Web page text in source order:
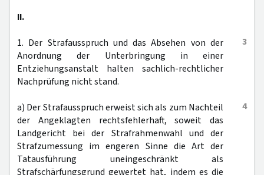
II.
3
1. Der Strafausspruch und das Absehen von der
Anordnung der Unterbringung in einer
Entziehungsanstalt halten sachlich-rechtlicher
Nachprüfung nicht stand.
4
a) Der Strafausspruch erweist sich als zum Nachteil
der Angeklagten rechtsfehlerhaft, soweit das
Landgericht bei der Strafrahmenwahl und der
Strafzumessung im engeren Sinne die Art der
Tatausführung uneingeschränkt als
Strafschärfungsgrund gewertet hat, indem es die